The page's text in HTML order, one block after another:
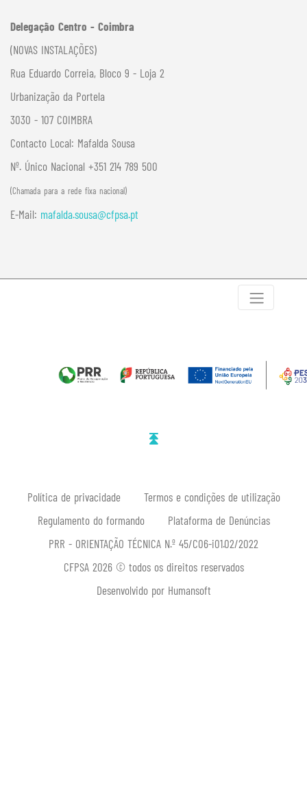
Delegação Centro - Coimbra
(NOVAS INSTALAÇÕES)
Rua Eduardo Correia, Bloco 9 - Loja 2
Urbanização da Portela
3030 - 107 COIMBRA
Contacto Local: Mafalda Sousa
Nº. Único Nacional +351 214 789 500
(Chamada para a rede fixa nacional)
E-Mail: mafalda.sousa@cfpsa.pt
Política de privacidade
Termos e condições de utilização
Regulamento do formando
Plataforma de Denúncias
PRR - ORIENTAÇÃO TÉCNICA N.º 45/C06-i01.02/2022
CFPSA 2026 © todos os direitos reservados
Desenvolvido por Humansoft